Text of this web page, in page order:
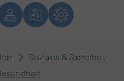
Soziales & Sicherheit